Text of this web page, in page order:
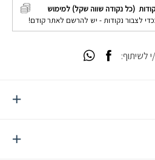
(כל נקודה שווה שקל) למימוש
לצבור נקודות - יש להרשם לאתר קודם!
לשיתוף: